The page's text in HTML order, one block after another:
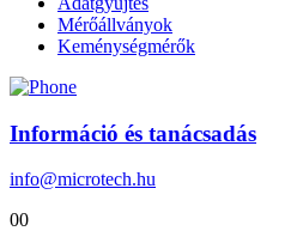
Mérőállványok
Keménységmérők
Információ és tanácsadás
info@microtech.hu
00